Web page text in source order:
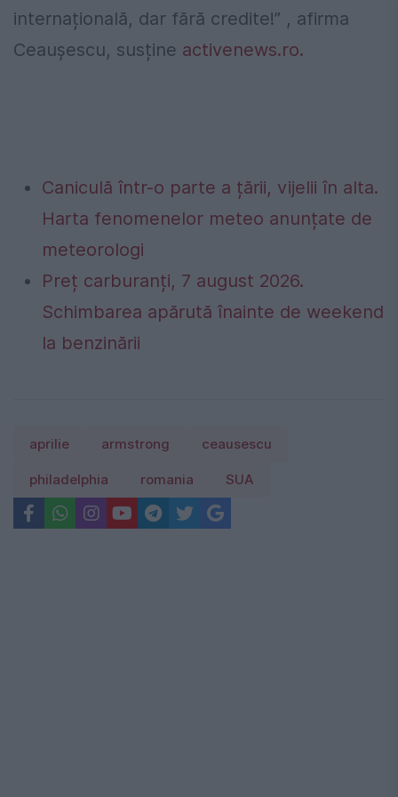
internațională, dar fără credite!” , afirma
Ceaușescu, susține activenews.ro.
Caniculă într-o parte a țării, vijelii în alta.
Harta fenomenelor meteo anunțate de
meteorologi
Preț carburanți, 7 august 2026.
Schimbarea apărută înainte de weekend
la benzinării
aprilie armstrong ceausescu
philadelphia romania SUA